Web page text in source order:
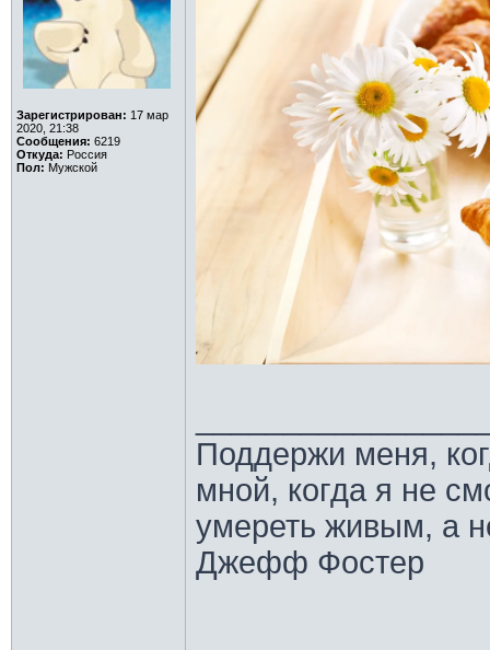
Зарегистрирован: 17 мар
2020, 21:38
Сообщения: 6219
Откуда: Россия
Пол: Мужской
Поддержи меня,
мной, когда я не
умереть живым, а
Джефф Фостер